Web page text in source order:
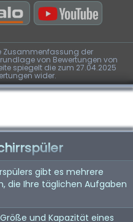
Zusammenfassung der
von Bewertungen von
spiegelt die zum 27.04.2025
wider.
gibt es mehrere
die Ihre täglichen Aufgaben
und Kapazität eines